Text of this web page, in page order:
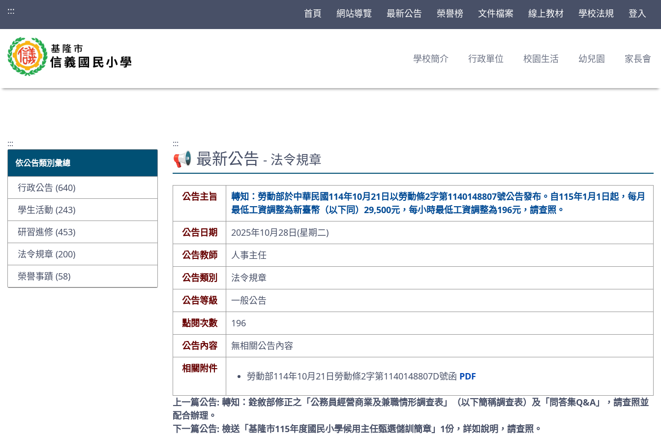
::: 首頁 網站導覽 最新公告 榮譽榜 文件檔案 線上教材 學校法規 登入
學校簡介 行政單位 校園生活 幼兒園 家長會
:::
依公告類別彙總
行政公告 (640)
學生活動 (243)
研習進修 (453)
法令規章 (200)
榮譽事蹟 (58)
:::
📢 最新公告 - 法令規章
公告主旨
轉知：勞動部於中華民國114年10月21日以勞動條2字第1140148807號公告發布。自115年1月1日起，每月
最低工資調整為新臺幣（以下同）29,500元，每小時最低工資調整為196元，請查照。
公告日期
2025年10月28日(星期二)
公告教師
人事主任
公告類別
法令規章
公告等級
一般公告
點閱次數
196
公告內容
無相關公告內容
相關附件
勞動部114年10月21日勞動條2字第1140148807D號函 PDF
上一篇公告: 轉知：銓敘部修正之「公務員經營商業及兼職情形調查表」（以下簡稱調查表）及「問答集Q&A」，請查照並
配合辦理。
下一篇公告: 檢送「基隆市115年度國民小學候用主任甄選儲訓簡章」1份，詳如說明，請查照。